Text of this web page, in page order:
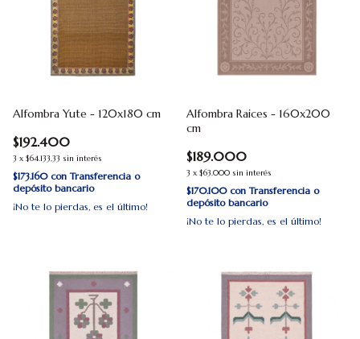
Alfombra Yute - 120x180 cm
$192.400
3 x $64.133,33 sin interés
$173.160 con Transferencia o
depósito bancario
¡No te lo pierdas, es el último!
Alfombra Raices - 160x200
cm
$189.000
3 x $63.000 sin interés
$170.100 con Transferencia o
depósito bancario
¡No te lo pierdas, es el último!